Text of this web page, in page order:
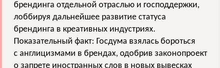
брендинга отдельной отраслью и господдержки,
лоббируя дальнейшее развитие статуса
брендинга в креативных индустриях.
Показательный факт: Госдума взялась бороться
с англицизмами в брендах, одобрив законопроект
о запрете иностранных слов в новых вывесках